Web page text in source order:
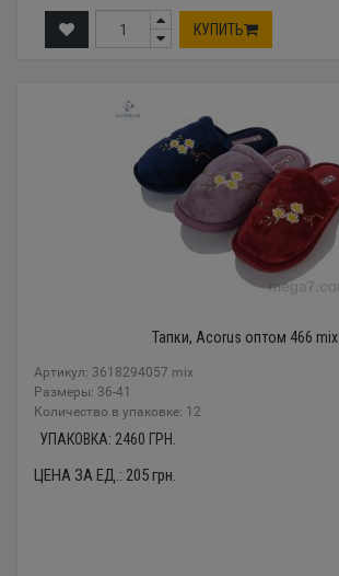
КУПИТЬ
Тапки, Acorus оптом 466 mix
Артикул: 3618294057 mix
Размеры: 36-41
Количество в упаковке: 12
УПАКОВКА: 2460 ГРН.
ЦЕНА ЗА ЕД.: 205грн.